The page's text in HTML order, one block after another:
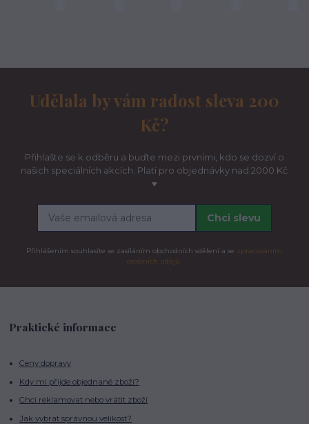
Udělala by vám radost sleva 200
Kč?
Přihlašte se k odběru a buďte mezi prvními, kdo se dozví o
našich speciálních akcích. Platí pro objednávky nad 2000 Kč
♥
Chci slevu
Přihlášením souhlasíte se zasíláním obchodních sdělení a se zpracováním
osobních údajů.
Praktické informace
Ceny dopravy
Kdy mi přijde objednané zboží?
Chci reklamovat nebo vrátit zboží
Jak vybrat správnou velikost?